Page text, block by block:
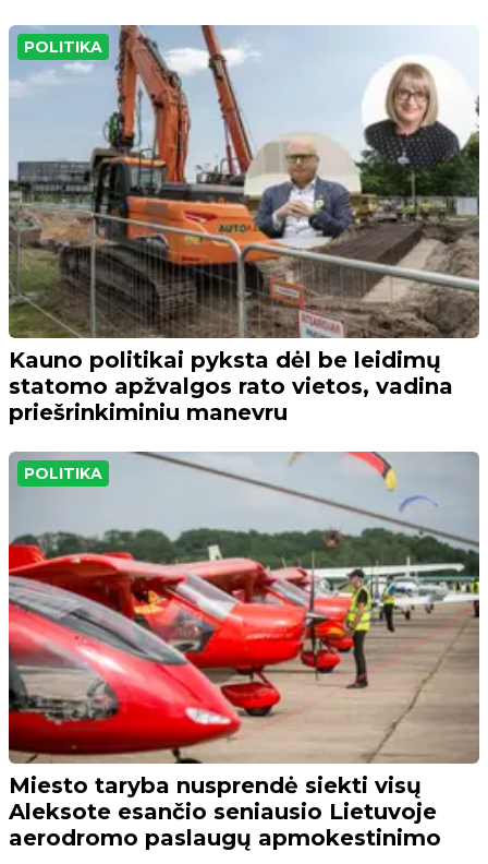
POLITIKA
Kauno politikai pyksta dėl be leidimų
statomo apžvalgos rato vietos, vadina
priešrinkiminiu manevru
POLITIKA
Miesto taryba nusprendė siekti visų
Aleksote esančio seniausio Lietuvoje
aerodromo paslaugų apmokestinimo